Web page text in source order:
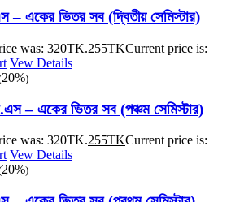
– একের ভিতর সব (দ্বিতীয় সেমিস্টার)
was: 320TK.255TKCurrent price is:
Vew Details
20%)
– একের ভিতর সব (পঞ্চম সেমিস্টার)
was: 320TK.255TKCurrent price is:
Vew Details
20%)